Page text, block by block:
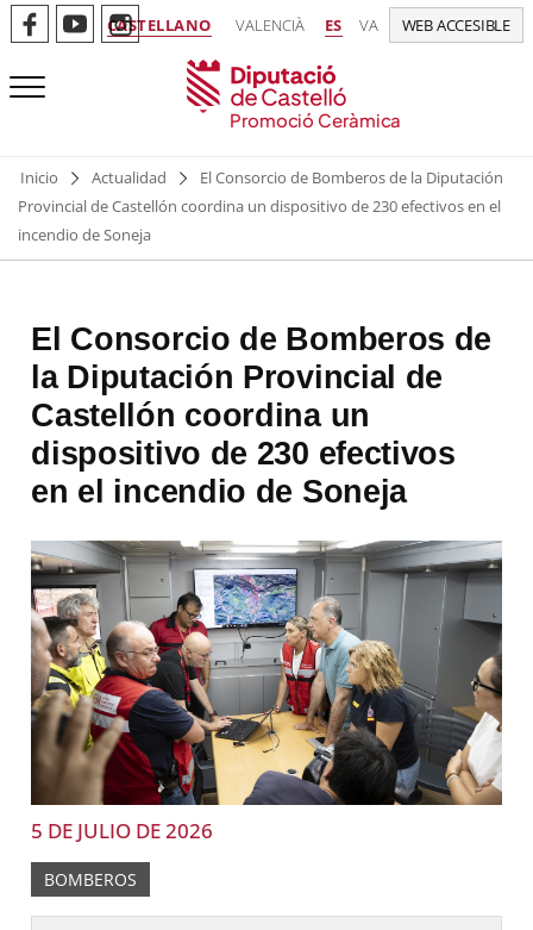
CASTELLANO VALENCIÀ ES VA WEB ACCESIBLE
Promoció Ceràmica
Inicio Actualidad
El Consorcio de Bomberos de la Diputación
Provincial de Castellón coordina un dispositivo de 230 efectivos en el
incendio de Soneja
El Consorcio de Bomberos de
la Diputación Provincial de
Castellón coordina un
dispositivo de 230 efectivos
en el incendio de Soneja
5 DE JULIO DE 2026
BOMBEROS